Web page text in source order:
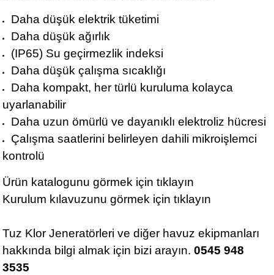
Daha düşük elektrik tüketimi
Daha düşük ağırlık
(IP65) Su geçirmezlik indeksi
Daha düşük çalışma sıcaklığı
Daha kompakt, her türlü kuruluma kolayca
uyarlanabilir
Daha uzun ömürlü ve dayanıklı elektroliz hücresi
Çalışma saatlerini belirleyen dahili mikroişlemci
kontrolü
Ürün katalogunu görmek için tıklayın
Kurulum kılavuzunu görmek için tıklayın
Tuz Klor Jeneratörleri ve diğer havuz ekipmanları
hakkında bilgi almak için bizi arayın. 0545 948
3535